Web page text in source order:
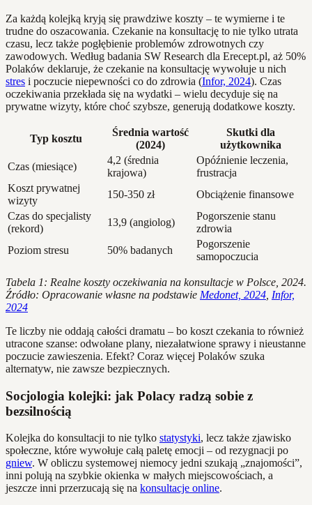
Za każdą kolejką kryją się prawdziwe koszty – te wymierne i te
trudne do oszacowania. Czekanie na konsultację to nie tylko utrata
czasu, lecz także pogłębienie problemów zdrowotnych czy
zawodowych. Według badania SW Research dla Erecept.pl, aż 50%
Polaków deklaruje, że czekanie na konsultację wywołuje u nich
stres i poczucie niepewności co do zdrowia (Infor, 2024). Czas
oczekiwania przekłada się na wydatki – wielu decyduje się na
prywatne wizyty, które choć szybsze, generują dodatkowe koszty.
Typ kosztu
Średnia wartość
(2024)
Skutki dla
użytkownika
Czas (miesiące)
4,2 (średnia
krajowa)
Opóźnienie leczenia,
frustracja
Koszt prywatnej
wizyty
150-350 zł
Obciążenie finansowe
Czas do specjalisty
(rekord)
13,9 (angiolog)
Pogorszenie stanu
zdrowia
Poziom stresu
50% badanych
Pogorszenie
samopoczucia
Tabela 1: Realne koszty oczekiwania na konsultacje w Polsce, 2024.
Źródło: Opracowanie własne na podstawie Medonet, 2024 Infor,
2024
Te liczby nie oddają całości dramatu – bo koszt czekania to również
utracone szanse: odwołane plany, niezałatwione sprawy i nieustanne
poczucie zawieszenia. Efekt? Coraz więcej Polaków szuka
alternatyw, nie zawsze bezpiecznych.
Socjologia kolejki: jak Polacy radzą sobie z
bezsilnością
Kolejka do konsultacji to nie tylko statystyki, lecz także zjawisko
społeczne, które wywołuje całą paletę emocji – od rezygnacji po
gniew. W obliczu systemowej niemocy jedni szukają „znajomości”,
inni polują na szybkie okienka w małych miejscowościach, a
jeszcze inni przerzucają się na konsultacje online.